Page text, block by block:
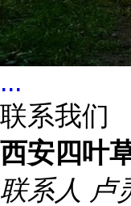
...
联系我们
西安四叶
联系人 卢